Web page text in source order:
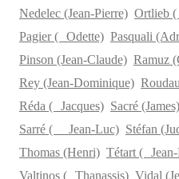
Nedelec (Jean-Pierre) Ortlieb
Pagier ( Odette) Pasquali
Pinson (Jean-Claude) Ramuz
Rey (Jean-Dominique)
Réda ( Jacques) Sacré (James)
Sarré ( Jean-Luc) Stéfan
Thomas (Henri) Tétart (
Valtinos ( Thanassis) Vidal